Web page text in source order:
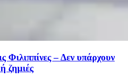
Φιλιππίνες – Δεν υπάρχουν
ζημιές